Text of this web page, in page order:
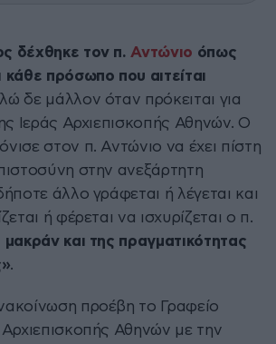
δέχθηκε τον π. Αντώνιο όπως
κάθε πρόσωπο που αιτείται
δε μάλλον όταν πρόκειται για
Ιεράς Αρχιεπισκοπής Αθηνών. Ο
στον π. Αντώνιο να έχει πίστη
στην ανεξάρτητη
άλλο γράφεται ή λέγεται και
ή φέρεται να ισχυρίζεται ο π.
μακράν και της πραγματικότητας
.
προέβη το Γραφείο
Αθηνών με την